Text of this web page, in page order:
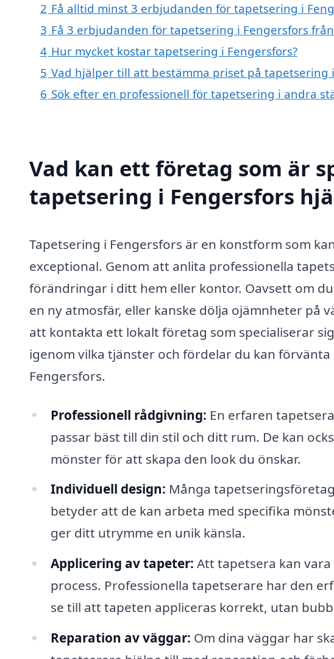
2 Få alltid minst 3 erbjudanden för tapetsering i
3 Få 3 erbjudanden för tapetsering i Fengersfors
4 Hur mycket kostar tapetsering i Fengersfors?
5 Vad hjälper till att bestämma priset på tapetsering
6 Sök efter en professionell för tapetsering i andra
Vad kan ett företag som är
tapetsering i Fengersfors
Tapetsering i Fengersfors är en konstform som
exceptional. Genom att anlita professionella
förändringar i ditt hem eller kontor. Oavsett om
en ny atmosfär, eller kanske dölja ojämnheter på
att kontakta ett lokalt företag som specialiserar
igenom vilka tjänster och fördelar du kan
Fengersfors.
Professionell rådgivning: En erfaren
passar bäst till din stil och ditt rum. De kan
mönster för att skapa den look du önskar.
Individuell design: Många
betyder att de kan arbeta med specifika
ger ditt utrymme en unik känsla.
Applicering av tapeter: Att tapetsera kan
process. Professionella tapetserare har den
se till att tapeten appliceras korrekt, utan
Reparation av väggar: Om dina väggar har